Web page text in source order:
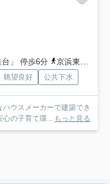
」 停歩6分
京浜東北線「大船」駅 徒歩48分
眺望良好 公共下水
ウスメーカーで建築でき
心の子育て環... もっと見る